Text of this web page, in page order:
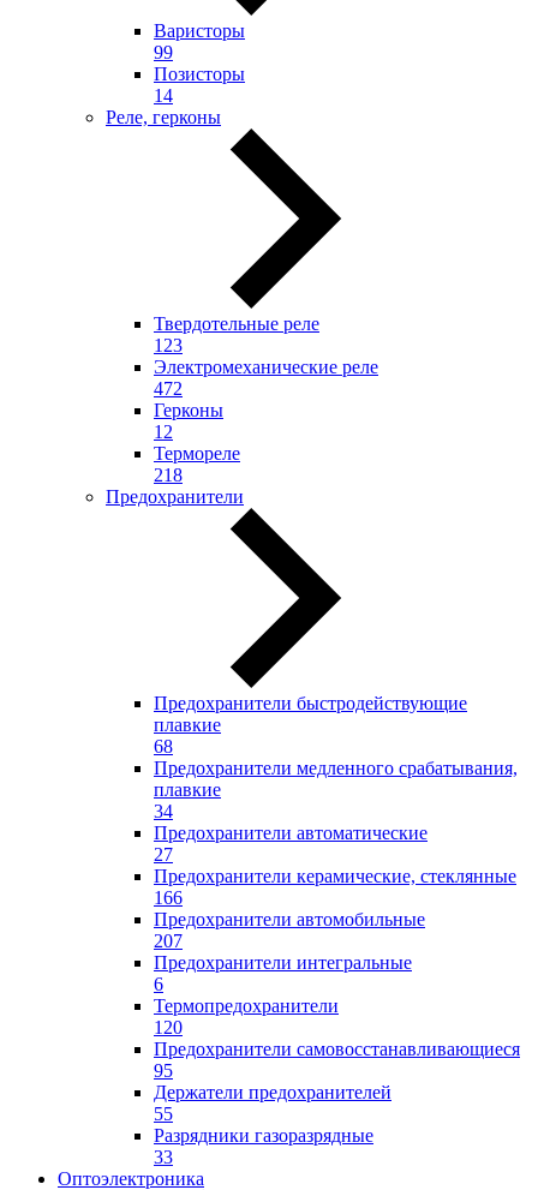
Варисторы
99
Позисторы
14
Реле, герконы
Твердотельные реле
123
Электромеханические реле
472
Герконы
12
Термореле
218
Предохранители
Предохранители быстродействующие
плавкие
68
Предохранители медленного срабатывания,
плавкие
34
Предохранители автоматические
27
Предохранители керамические, стеклянные
166
Предохранители автомобильные
207
Предохранители интегральные
6
Термопредохранители
120
Предохранители самовосстанавливающиеся
95
Держатели предохранителей
55
Разрядники газоразрядные
33
Оптоэлектроника